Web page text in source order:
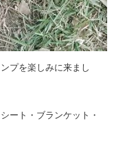
プを楽しみに来まし
ート・ブランケット・